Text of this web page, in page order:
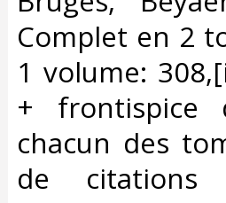
Complet en 2
1 volume:
+ frontispice
chacun des
de citations